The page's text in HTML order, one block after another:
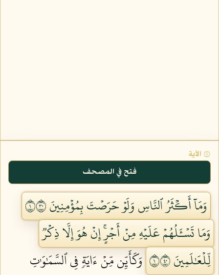
۞ الآية
فتح في المصحف
وَمَآ أَكۡثَرُ ٱلنَّاسِ وَلَوۡ حَرَصۡتَ بِمُؤۡمِنِينَ ١٠٣
وَمَا تَسۡـَٔلُهُمۡ عَلَيۡهِ مِنۡ أَجۡرٍۚ إِنۡ هُوَ إِلَّا ذِكۡرٞ
لِّلۡعَٰلَمِينَ ١٠٤
وَكَأَيِّن مِّنۡ ءَايَةٖ فِي ٱلسَّمَٰوَٰتِ